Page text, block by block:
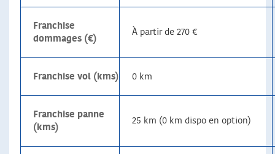
Franchise
dommages (€)
À partir de 270 €
Franchise vol (kms) 0 km
Franchise panne
(kms)
25 km (0 km dispo en option)